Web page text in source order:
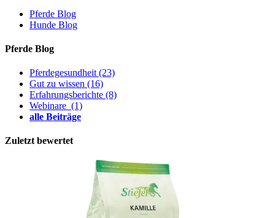
Pferde Blog
Hunde Blog
Pferde Blog
Pferdegesundheit (23)
Gut zu wissen (16)
Erfahrungsberichte (8)
Webinare (1)
alle Beiträge
Zuletzt bewertet